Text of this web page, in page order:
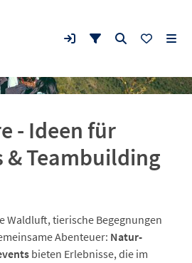
- Ideen für
& Teambuilding
Waldluft, tierische Begegnungen
Abenteuer: Natur-
bieten Erlebnisse, die im